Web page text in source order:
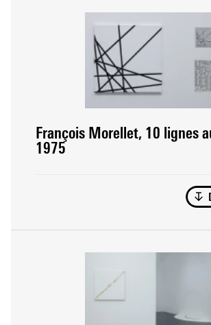
François Morellet, 10 lignes
1975